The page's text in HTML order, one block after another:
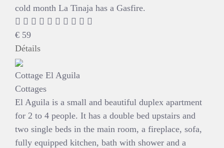
cold month La Tinaja has a Gasfire.
€ 59
Détails
Cottage El Aguila
Cottages
El Aguila is a small and beautiful duplex apartment
for 2 to 4 people. It has a double bed upstairs and
two single beds in the main room, a fireplace, sofa,
fully equipped kitchen, bath with shower and a